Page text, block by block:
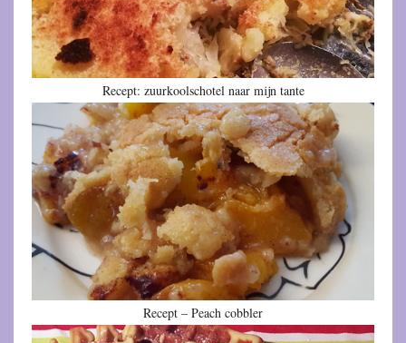
Recept: zuurkoolschotel naar mijn tante
Recept – Peach cobbler